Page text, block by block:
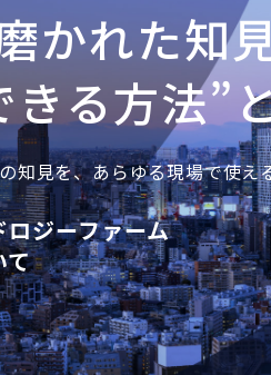
事業内容
ID基盤構築
かれた知見
きる方法”
知見を、あらゆる現場で使え
ロジーファーム
て